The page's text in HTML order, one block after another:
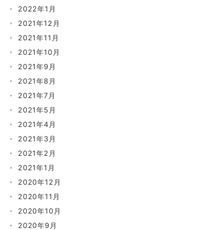
2022年1月
2021年12月
2021年11月
2021年10月
2021年9月
2021年8月
2021年7月
2021年5月
2021年4月
2021年3月
2021年2月
2021年1月
2020年12月
2020年11月
2020年10月
2020年9月